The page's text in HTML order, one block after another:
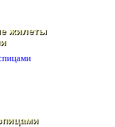
жилеты